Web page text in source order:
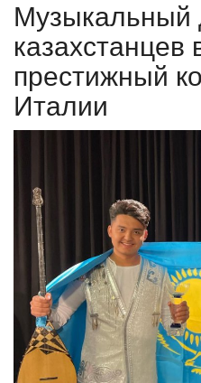
ПАВЛОДАРСКАЯ ОБЛАСТЬ
КАЗАХСТАН
МИР
СПОРТ
Чек-лист
РАЗВЛЕЧЕНИЯ
OFFICIAL
Музыкальный
казахстанцев
престижный
Италии